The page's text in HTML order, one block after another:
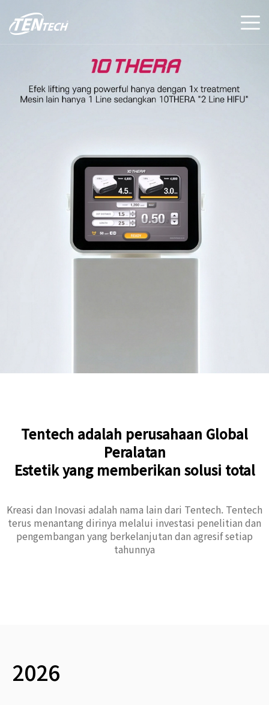
Tentech adalah perusahaan Global
Peralatan
Estetik yang memberikan solusi total
Kreasi dan Inovasi adalah nama lain dari Tentech. Tentech
terus menantang dirinya melalui investasi penelitian dan
pengembangan yang berkelanjutan dan agresif setiap
tahunnya
2026